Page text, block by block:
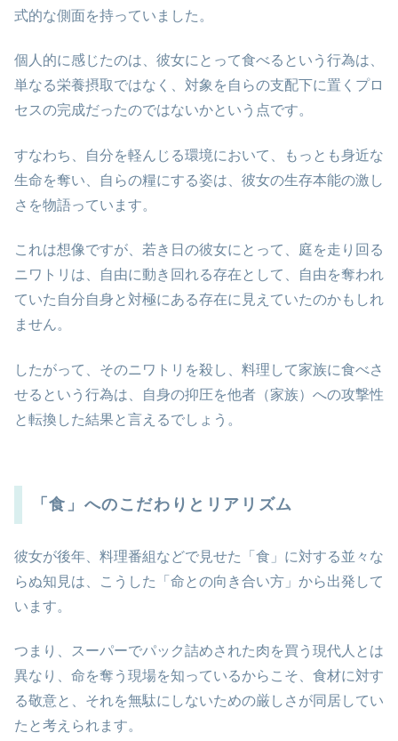
式的な側面を持っていました。
個人的に感じたのは、彼女にとって食べるという行為は、
単なる栄養摂取ではなく、対象を自らの支配下に置くプロ
セスの完成だったのではないかという点です。
すなわち、自分を軽んじる環境において、もっとも身近な
生命を奪い、自らの糧にする姿は、彼女の生存本能の激し
さを物語っています。
これは想像ですが、若き日の彼女にとって、庭を走り回る
ニワトリは、自由に動き回れる存在として、自由を奪われ
ていた自分自身と対極にある存在に見えていたのかもしれ
ません。
したがって、そのニワトリを殺し、料理して家族に食べさ
せるという行為は、自身の抑圧を他者（家族）への攻撃性
と転換した結果と言えるでしょう。
「食」へのこだわりとリアリズム
彼女が後年、料理番組などで見せた「食」に対する並々な
らぬ知見は、こうした「命との向き合い方」から出発して
います。
つまり、スーパーでパック詰めされた肉を買う現代人とは
異なり、命を奪う現場を知っているからこそ、食材に対す
る敬意と、それを無駄にしないための厳しさが同居してい
たと考えられます。